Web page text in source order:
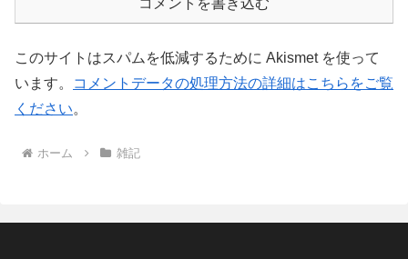
コメントを書き込む
このサイトはスパムを低減するために Akismet を使って
います。
コメントデータの処理方法の詳細はこちらをご覧
ください。
ホーム 雑記